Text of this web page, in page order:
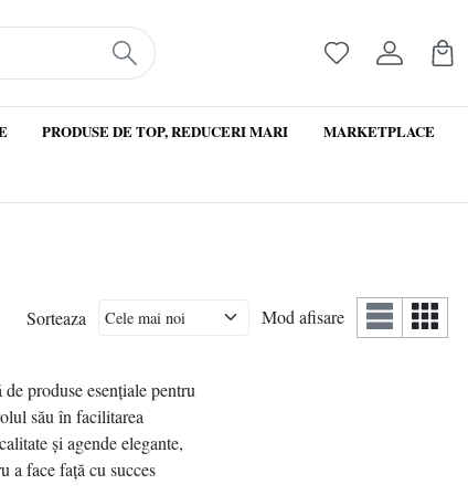
PRODUSE DE TOP, REDUCERI MARI MARKETPLACE
Sorteaza Mod afisare
produse esențiale pentru
său în facilitarea
și agende elegante,
a face față cu succes